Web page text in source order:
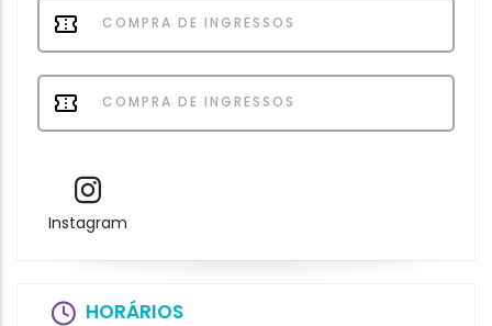
COMPRA DE INGRESSOS
COMPRA DE INGRESSOS
Instagram
HORÁRIOS